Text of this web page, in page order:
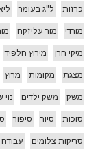
כרזות ל"ג בעומר
מורדי מור עליזקה
מיקי הרן מירוץ הלפיד
מצגת מקומות מרוץ
משק משק ילדים
סוכות סיור סיפור
סריקות צלומים עבודה